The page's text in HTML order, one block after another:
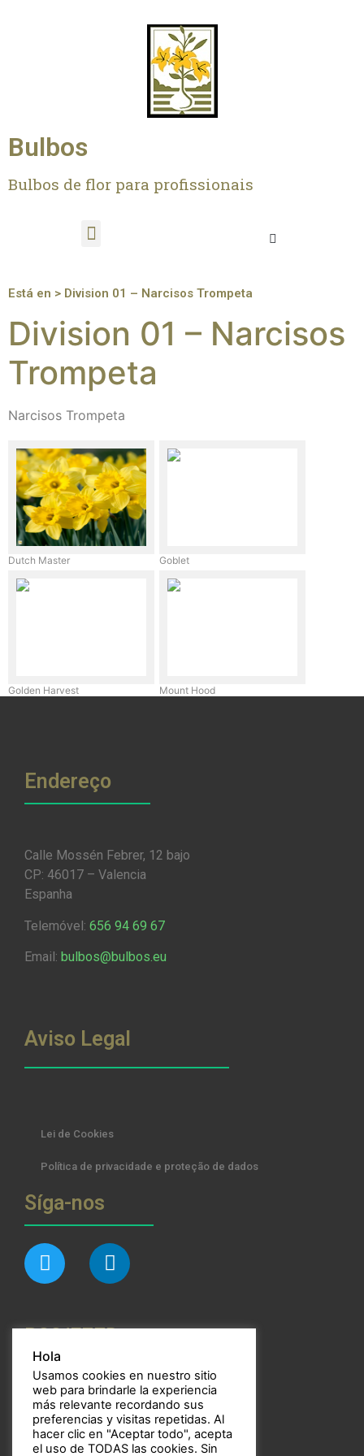
Bulbos
Bulbos de flor para profissionais
Está en > Division 01 – Narcisos Trompeta
Division 01 – Narcisos
Trompeta
Narcisos Trompeta
Dutch Master Goblet
Golden Harvest Mount Hood
Endereço
Calle Mossén Febrer, 12 bajo
CP: 46017 – Valencia
Espanha
Telemóvel: 656 94 69 67
Email: bulbos@bulbos.eu
Aviso Legal
Lei de Cookies
Política de privacidade e proteção de dados
Síga-nos
RSS/FEED
Bulbos
Hola
Usamos cookies en nuestro sitio
web para brindarle la experiencia
más relevante recordando sus
preferencias y visitas repetidas. Al
hacer clic en "Aceptar todo", acepta
el uso de TODAS las cookies. Sin